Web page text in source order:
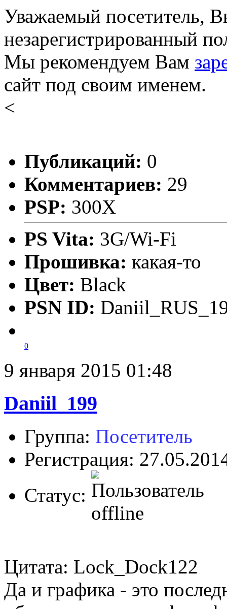
Уважаемый посетитель,
незарегистрированный
Мы рекомендуем Вам
сайт под своим именем.
<
Публикаций: 0
Комментариев: 29
PSP: 300X
PS Vita: 3G/Wi-Fi
Прошивка: какая-то
Цвет: Black
PSN ID:
0
9 января 2015 01:48
Daniil_199
Группа: Посетитель
Регистрация:
Статус:
Цитата: Lock_Dock122
Да и графика - это